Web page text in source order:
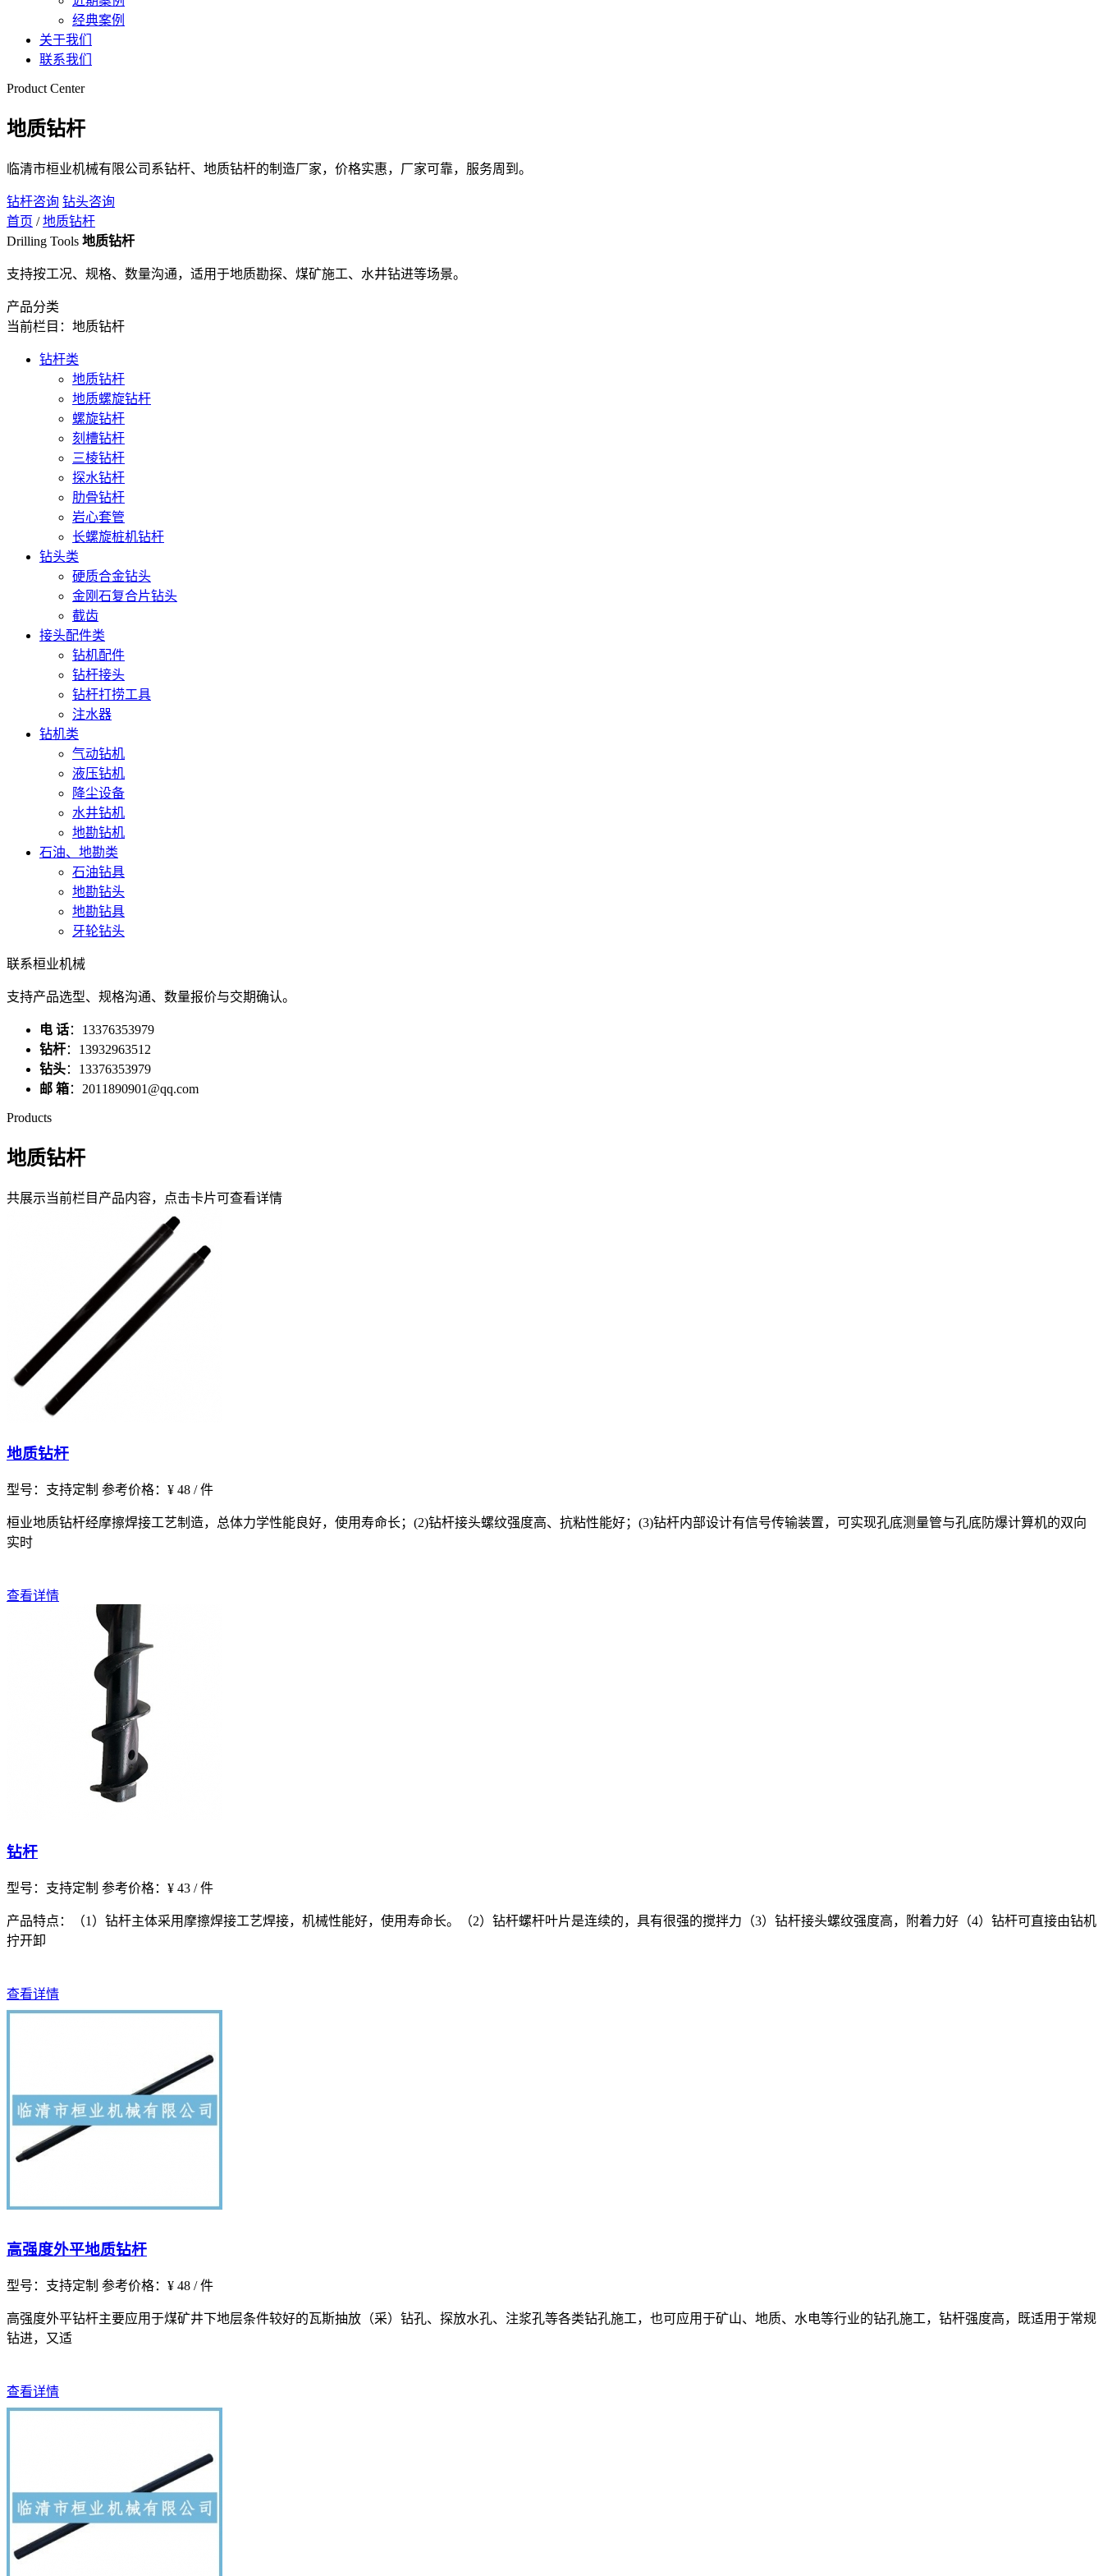
经典案例
关于我们
联系我们
Product Center
地质钻杆
临清市桓业机械有限公司系钻杆、地质钻杆的制造厂家，价格实惠，厂家可靠，服务周到。
钻杆咨询 钻头咨询
首页 / 地质钻杆
Drilling Tools 地质钻杆
支持按工况、规格、数量沟通，适用于地质勘探、煤矿施工、水井钻进等场景。
产品分类
当前栏目：地质钻杆
钻杆类
地质钻杆
地质螺旋钻杆
螺旋钻杆
刻槽钻杆
三棱钻杆
探水钻杆
肋骨钻杆
岩心套管
长螺旋桩机钻杆
钻头类
硬质合金钻头
金刚石复合片钻头
截齿
接头配件类
钻机配件
钻杆接头
钻杆打捞工具
注水器
钻机类
气动钻机
液压钻机
降尘设备
水井钻机
地勘钻机
石油、地勘类
石油钻具
地勘钻头
地勘钻具
牙轮钻头
联系桓业机械
支持产品选型、规格沟通、数量报价与交期确认。
电 话：13376353979
钻杆：13932963512
钻头：13376353979
邮 箱：2011890901@qq.com
Products
地质钻杆
共展示当前栏目产品内容，点击卡片可查看详情
地质钻杆
型号：支持定制 参考价格：¥ 48 / 件
桓业地质钻杆经摩擦焊接工艺制造，总体力学性能良好，使用寿命长；(2)钻杆接头螺纹强度高、抗粘性能好；(3)钻杆内部设计有信号传输装置，可实现孔底测量管与孔底防爆计算机的双向
实时
查看详情
钻杆
型号：支持定制 参考价格：¥ 43 / 件
产品特点：（1）钻杆主体采用摩擦焊接工艺焊接，机械性能好，使用寿命长。（2）钻杆螺杆叶片是连续的，具有很强的搅拌力（3）钻杆接头螺纹强度高，附着力好（4）钻杆可直接由钻机
拧开卸
查看详情
高强度外平地质钻杆
型号：支持定制 参考价格：¥ 48 / 件
高强度外平钻杆主要应用于煤矿井下地层条件较好的瓦斯抽放（采）钻孔、探放水孔、注浆孔等各类钻孔施工，也可应用于矿山、地质、水电等行业的钻孔施工，钻杆强度高，既适用于常规
钻进，又适
查看详情